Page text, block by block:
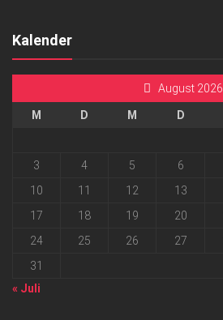
Kalender
August 2026
M D M D
3
4 5 6
10
11 12 13
17
18 19 20
24
25 26 27
31
« Juli